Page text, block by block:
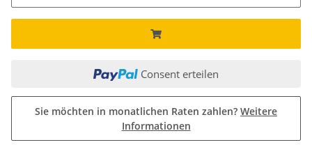
Consent erteilen
Sie möchten in monatlichen Raten zahlen? Weitere
Informationen